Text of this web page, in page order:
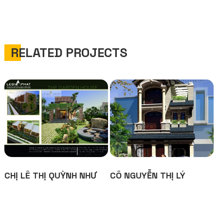
RELATED PROJECTS
CHỊ LÊ THỊ QUỲNH NHƯ CÔ NGUYỄN THỊ LÝ